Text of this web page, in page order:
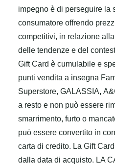
impegno è di perseguire la
consumatore offrendo
competitivi, in relazione
delle tendenze e del
Gift Card è cumulabile e
punti vendita a insegna
Superstore, GALASSIA,
a resto e non può essere
smarrimento, furto o
può essere convertito in
carta di credito. La Gift
dalla data di acquisto. LA